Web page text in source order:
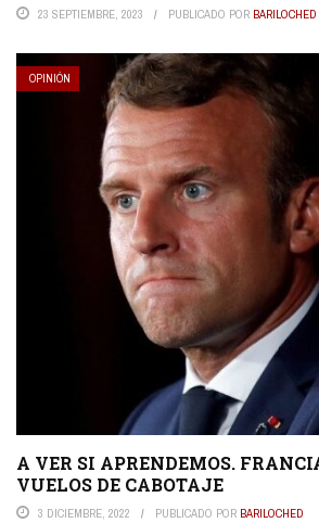
23 SEPTIEMBRE, 2023 PUBLICADO POR BARILOCHED
OPINIÓN
A VER SI APRENDEMOS.
VUELOS DE CABOTAJE
3 DICIEMBRE, 2022 PUBLICADO POR BARILOCHED